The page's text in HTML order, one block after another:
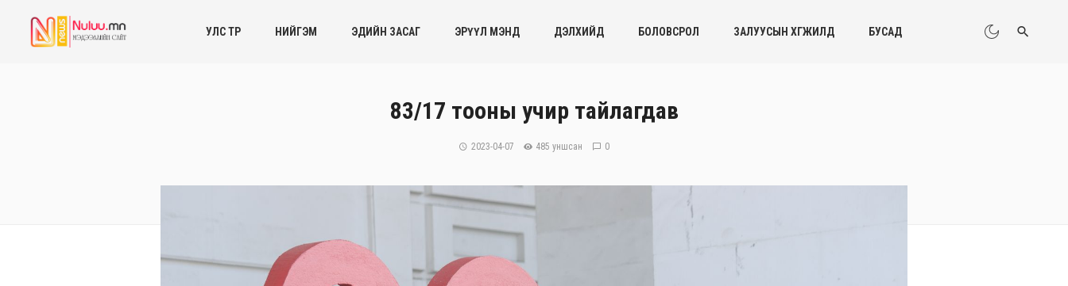
УЛС ТӨР НИЙГЭМ ЭДИЙН ЗАСАГ ЭРҮҮЛ МЭНД ДЭЛХИЙД БОЛОВСРОЛ ЗАЛУУСЫН ХӨГЖИЛД БУСАД
83/17 тооны учир тайлагдав
2023-04-07 485 уншсан 0